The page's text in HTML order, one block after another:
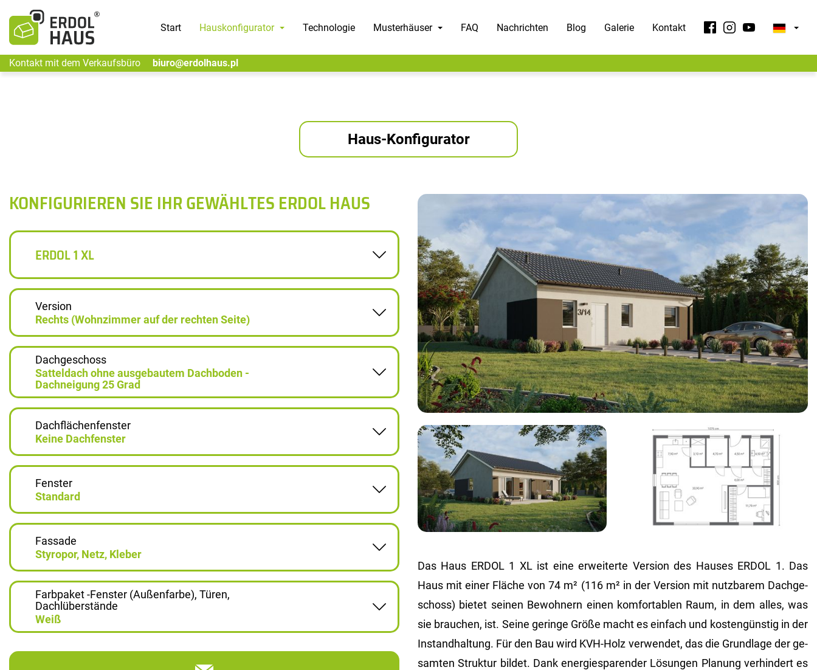
Start Hauskonfigurator Technologie Musterhäuser FAQ Nachrichten Blog Galerie Kontakt
Kontakt mit dem Verkaufsbüro biuro@erdolhaus.pl
Haus-Konfigurator
Das Haus ERDOL 1 XL ist eine er­wei­ter­te Ver­si­on des Hau­ses ERDOL 1. Das
Haus mit einer Flä­che von 74 m² (116 m² in der Ver­si­on mit nutz­ba­rem Dach­ge­
schoss) bie­tet sei­nen Be­woh­nern einen kom­for­ta­blen Raum, in dem alles, was
sie brau­chen, ist. Seine ge­rin­ge Größe macht es ein­fach und kos­ten­güns­tig in der
In­stand­hal­tung. Für den Bau wird KVH-Holz ver­wen­det, das die Grund­la­ge der ge­
sam­ten Struk­tur bil­det. Dank en­er­gie­spa­ren­der Lö­sun­gen Pla­nung ver­hin­dert es
KONFIGURIEREN SIE IHR GEWÄHLTES ERDOL HAUS
ERDOL 1 XL
Version
Rechts (Wohnzimmer auf der rechten Seite)
Dachgeschoss
Satteldach ohne ausgebautem Dachboden -
Dachneigung 25 Grad
Dachflächenfenster
Keine Dachfenster
Fenster
Standard
Fassade
Styropor, Netz, Kleber
Farbpaket -Fenster (Außenfarbe), Türen,
Dachlüberstände
Weiß